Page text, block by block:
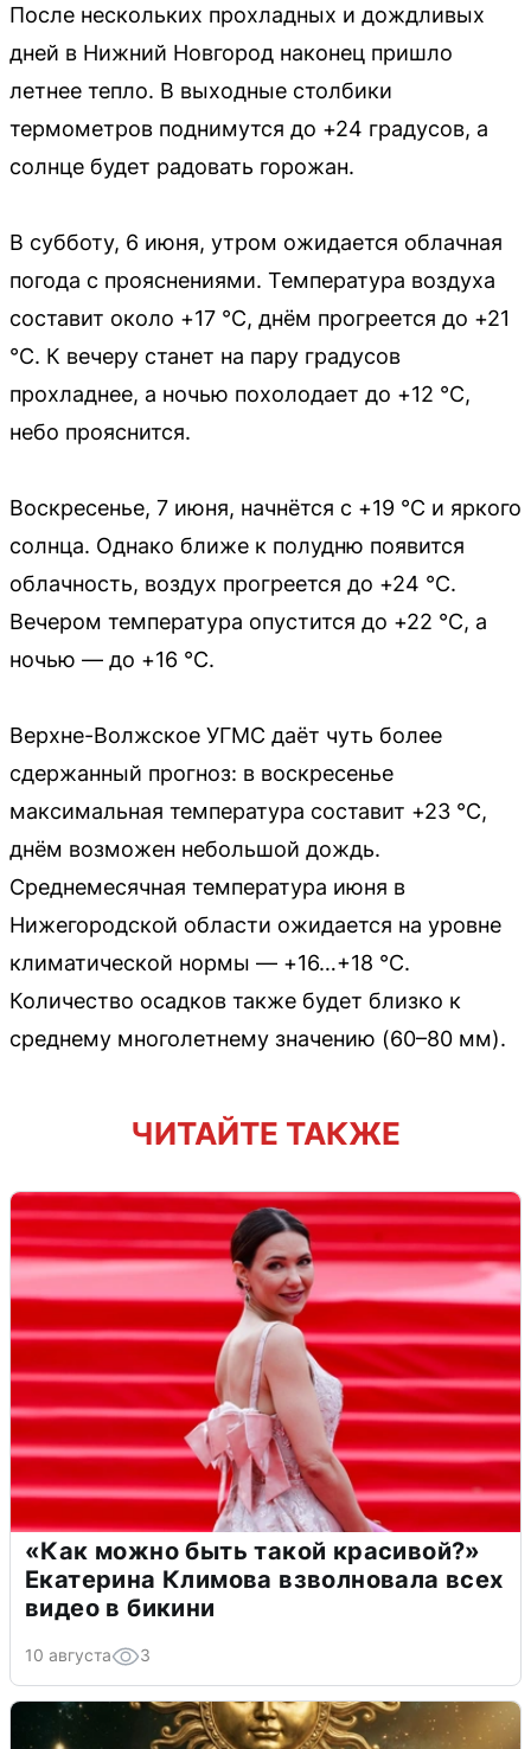
После нескольких прохладных и дождливых
дней в Нижний Новгород наконец пришло
летнее тепло. В выходные столбики
термометров поднимутся до +24 градусов, а
солнце будет радовать горожан.
В субботу, 6 июня, утром ожидается облачная
погода с прояснениями. Температура воздуха
составит около +17 °C, днём прогреется до +21
°C. К вечеру станет на пару градусов
прохладнее, а ночью похолодает до +12 °C,
небо прояснится.
Воскресенье, 7 июня, начнётся с +19 °C и яркого
солнца. Однако ближе к полудню появится
облачность, воздух прогреется до +24 °C.
Вечером температура опустится до +22 °C, а
ночью — до +16 °C.
Верхне-Волжское УГМС даёт чуть более
сдержанный прогноз: в воскресенье
максимальная температура составит +23 °C,
днём возможен небольшой дождь.
Среднемесячная температура июня в
Нижегородской области ожидается на уровне
климатической нормы — +16…+18 °C.
Количество осадков также будет близко к
среднему многолетнему значению (60–80 мм).
ЧИТАЙТЕ ТАКЖЕ
«Как можно быть такой красивой?»
Екатерина Климова взволновала всех
видео в бикини
10 августа 3